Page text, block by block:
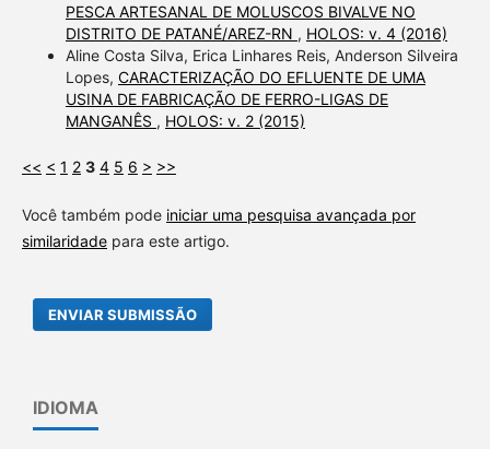
PESCA ARTESANAL DE MOLUSCOS BIVALVE NO
DISTRITO DE PATANÉ/AREZ-RN , HOLOS: v. 4 (2016)
Aline Costa Silva, Erica Linhares Reis, Anderson Silveira
Lopes, CARACTERIZAÇÃO DO EFLUENTE DE UMA
USINA DE FABRICAÇÃO DE FERRO-LIGAS DE
MANGANÊS , HOLOS: v. 2 (2015)
<< < 1 2 3 4 5 6 > >>
Você também pode iniciar uma pesquisa avançada por
similaridadepara este artigo.
ENVIAR SUBMISSÃO
IDIOMA